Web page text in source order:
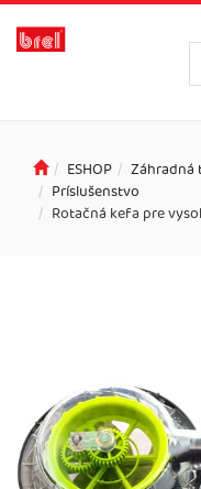
ESHOP Záhradná
Príslušenstvo
Rotačná kefa pre